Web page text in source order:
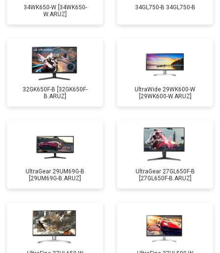
34WK650-W [34WK650-
W.ARUZ]
34GL750-B 34GL750-B
32GK650F-B [32GK650F-
B.ARUZ]
UltraWide 29WK600-W
[29WK600-W.ARUZ]
UltraGear 29UM69G-B
[29UM69G-B.ARUZ]
UltraGear 27GL650F-B
[27GL650F-B.ARUZ]